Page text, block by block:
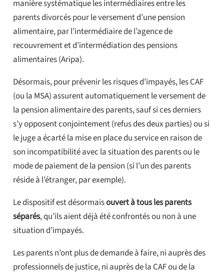
manière systématique les intermédiaires entre les
parents divorcés pour le versement d’une pension
alimentaire, par l’intermédiaire de l’agence de
recouvrement et d’intermédiation des pensions
alimentaires (Aripa).
Désormais, pour prévenir les risques d’impayés, les CAF
(ou la MSA) assurent automatiquement le versement de
la pension alimentaire des parents, sauf si ces derniers
s’y opposent conjointement (refus des deux parties) ou si
le juge a écarté la mise en place du service en raison de
son incompatibilité avec la situation des parents ou le
mode de paiement de la pension (si l’un des parents
réside à l’étranger, par exemple).
Le dispositif est désormaisouvert à tous les parents
séparés, qu’ils aient déjà été confrontés ou non à une
situation d’impayés.
Les parents n’ont plus de demande à faire, ni auprès des
professionnels de justice, ni auprès de la CAF ou de la